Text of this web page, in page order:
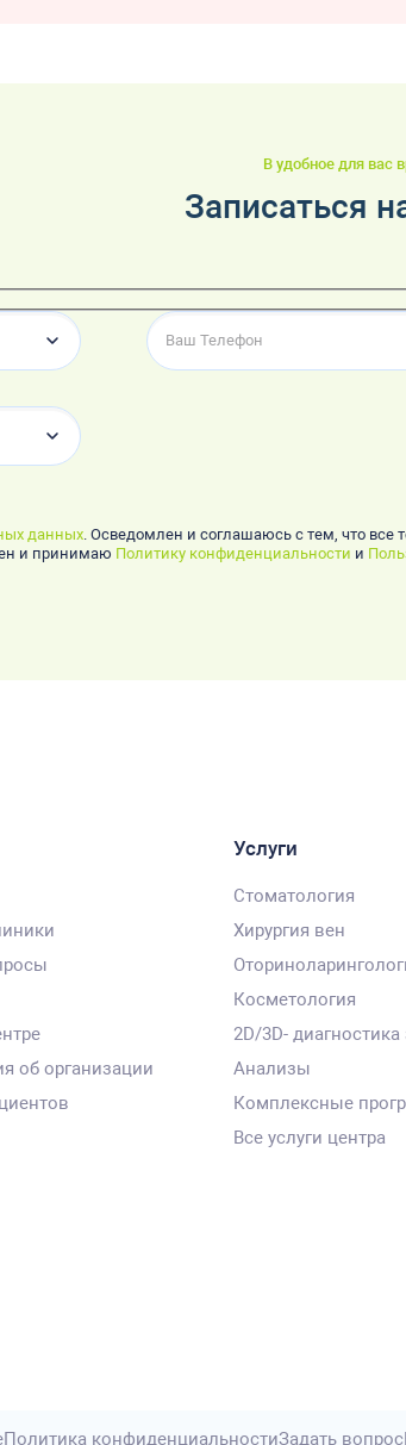
В удобное для вас
Записаться
данных . Осведомлен и соглашаюсь с тем, что все
и принимаю Политику конфиденциальности и
об организации
Услуги
Стоматология
Хирургия вен
Косметология
2D/3D- диагностика
Анализы
Комплексные
Все услуги центра
Политика конфиденциальностиЗадать вопрос